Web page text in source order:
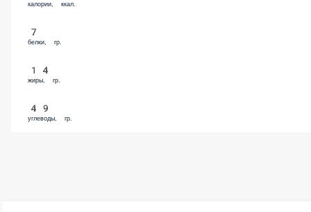
калории, ккал.
7
белки, гр.
14
жиры, гр.
49
углеводы, гр.